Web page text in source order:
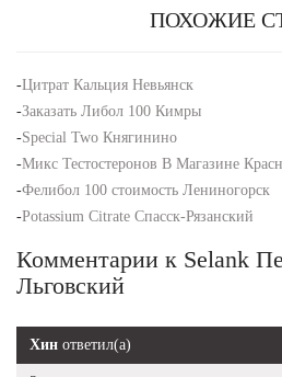
ПОХОЖИЕ
-Цитрат Кальция Невьянск
-Заказать Либол 100 Кимры
-Special Two Княгинино
-Микс Тестостеронов В Магазине
-Фелибол 100 стоимость Лениногорск
-Potassium Citrate Спасск-Рязанский
Комментарии к Selank
Льговский
Хин ответил(а)